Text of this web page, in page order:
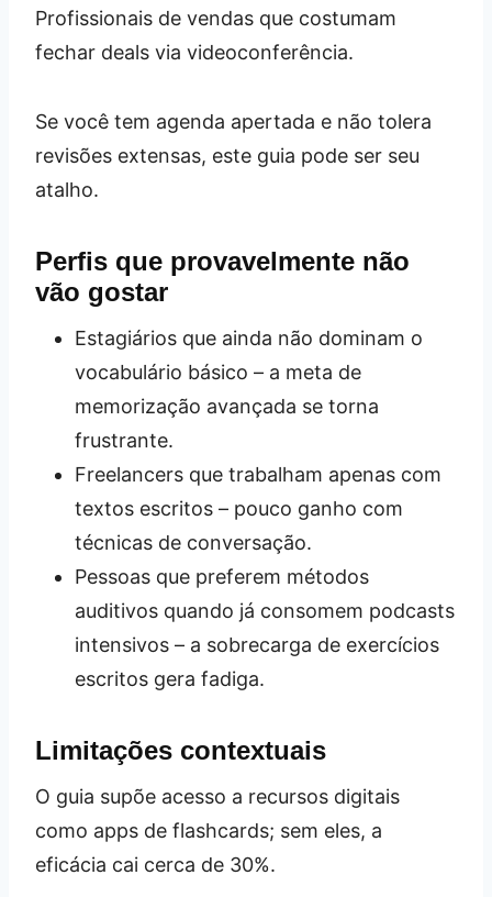
Profissionais de vendas que costumam
fechar deals via videoconferência.
Se você tem agenda apertada e não tolera
revisões extensas, este guia pode ser seu
atalho.
Perfis que provavelmente não
vão gostar
Estagiários que ainda não dominam o
vocabulário básico – a meta de
memorização avançada se torna
frustrante.
Freelancers que trabalham apenas com
textos escritos – pouco ganho com
técnicas de conversação.
Pessoas que preferem métodos
auditivos quando já consomem podcasts
intensivos – a sobrecarga de exercícios
escritos gera fadiga.
Limitações contextuais
O guia supõe acesso a recursos digitais
como apps de flashcards; sem eles, a
eficácia cai cerca de 30%.